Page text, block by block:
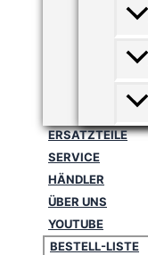
ERSATZTEILE
SERVICE
HÄNDLER
ÜBER UNS
YOUTUBE
BESTELL-LISTE